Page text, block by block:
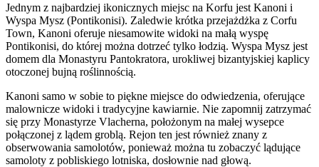
Jednym z najbardziej ikonicznych miejsc na Korfu jest Kanoni i
Wyspa Mysz (Pontikonisi). Zaledwie krótka przejażdżka z Corfu
Town, Kanoni oferuje niesamowite widoki na małą wyspę
Pontikonisi, do której można dotrzeć tylko łodzią. Wyspa Mysz jest
domem dla Monastyru Pantokratora, urokliwej bizantyjskiej kaplicy
otoczonej bujną roślinnością.
Kanoni samo w sobie to piękne miejsce do odwiedzenia, oferujące
malownicze widoki i tradycyjne kawiarnie. Nie zapomnij zatrzymać
się przy Monastyrze Vlacherna, położonym na małej wysepce
połączonej z lądem groblą. Rejon ten jest również znany z
obserwowania samolotów, ponieważ można tu zobaczyć lądujące
samoloty z pobliskiego lotniska, dosłownie nad głową.